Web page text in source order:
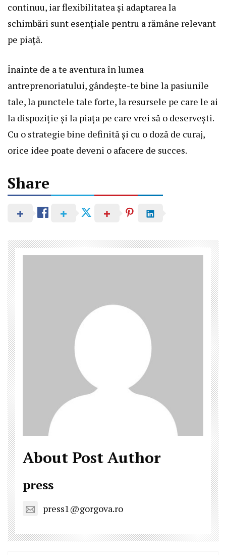
continuu, iar flexibilitatea și adaptarea la
schimbări sunt esențiale pentru a rămâne relevant
pe piață.
Înainte de a te aventura în lumea
antreprenoriatului, gândește-te bine la pasiunile
tale, la punctele tale forte, la resursele pe care le ai
la dispoziție și la piața pe care vrei să o deservești.
Cu o strategie bine definită și cu o doză de curaj,
orice idee poate deveni o afacere de succes.
Share
About Post Author
press
press1@gorgova.ro